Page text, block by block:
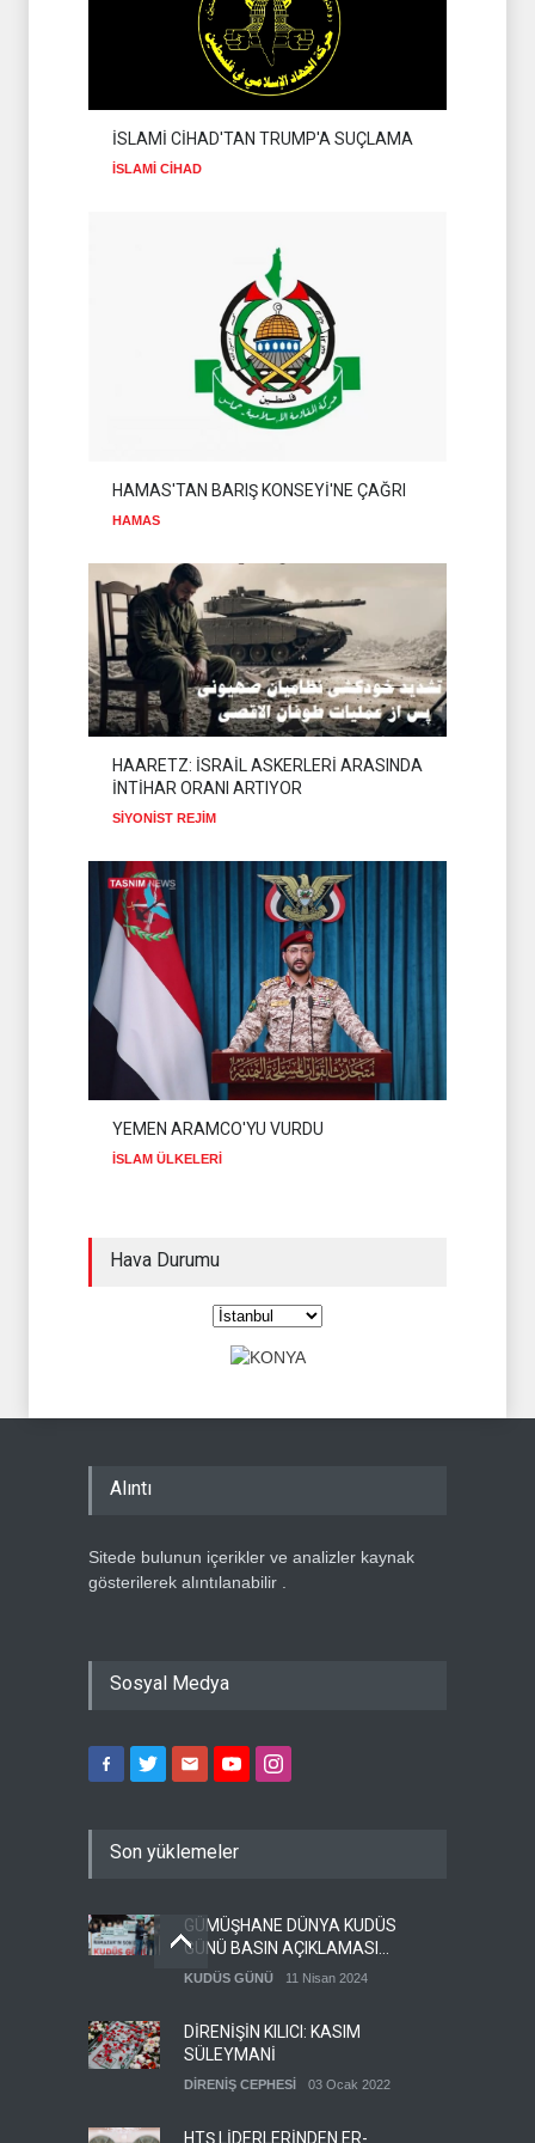
ANLAŞMASINI
DEĞERLENDİRDİ
İSLAM ÜLKELERİ
08 Ağustos 2026
HAMAS'TAN BATI ŞERİA
HALKINA ÇAĞRI
LÜBNAN'IN BAĞIMSIZ
OLMASI İSTENMİYOR
İSLAM ÜLKELERİ
08 Ağustos 2026
İSLAMİ CİHAD'TAN TRUMP'A SUÇLAMA
İSLAMİ CİHAD
HAMAS'TAN BARIŞ KONSEYİ'NE ÇAĞRI
HAMAS
HAARETZ: İSRAİL ASKERLERİ ARASINDA
İNTİHAR ORANI ARTIYOR
SİYONİST REJİM
YEMEN ARAMCO'YU VURDU
İSLAM ÜLKELERİ
Hava Durumu
Alıntı
Sitede bulunun içerikler ve analizler kaynak
gösterilerek alıntılanabilir .
Sosyal Medya
Son yüklemeler
GÜMÜŞHANE DÜNYA KUDÜS
GÜNÜ BASIN AÇIKLAMASI
(VİDEO-FOTO)
KUDÜS GÜNÜ 11 Nisan 2024
DİRENİŞİN KILICI: KASIM
SÜLEYMANİ
DİRENİŞ CEPHESİ 03 Ocak 2022
HTŞ LİDERLERİNDEN ER-